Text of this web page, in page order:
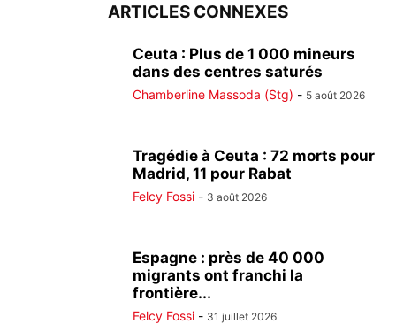
ARTICLES CONNEXES
Ceuta : Plus de 1 000 mineurs
dans des centres saturés
Chamberline Massoda (Stg) - 5 août 2026
Tragédie à Ceuta : 72 morts pour
Madrid, 11 pour Rabat
Felcy Fossi - 3 août 2026
Espagne : près de 40 000
migrants ont franchi la
frontière...
Felcy Fossi - 31 juillet 2026